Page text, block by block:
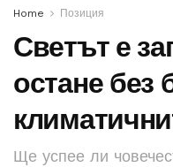
Home Позиция
Светът е
остане без
Ще успее ли